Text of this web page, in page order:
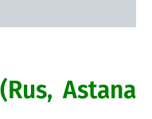
Astana